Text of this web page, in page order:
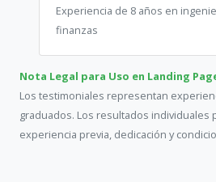
Experiencia de 8 años en
finanzas
Nota Legal para Uso en Landing
Los testimoniales representan
graduados. Los resultados individuales
experiencia previa, dedicación y